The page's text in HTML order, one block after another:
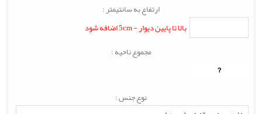
ارتفاع به سانتیمتر :
بالا تا پایین دیوار - 5cm اضافه شود
مجموع ناحیه :
?
نوع جنس :